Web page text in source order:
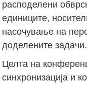
расподелени
единиците,
насочување на
доделените задачи.
Целта на
синхронизација и